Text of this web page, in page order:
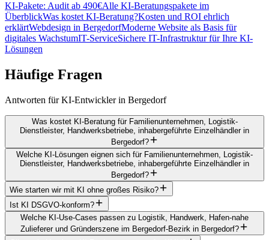
KI-Pakete: Audit ab 490€Alle KI-Beratungspakete im
ÜberblickWas kostet KI-Beratung?Kosten und ROI ehrlich
erklärtWebdesign in BergedorfModerne Website als Basis für
digitales WachstumIT-ServiceSichere IT-Infrastruktur für Ihre KI-
Lösungen
Häufige Fragen
Antworten für KI-Entwickler in Bergedorf
Was kostet KI-Beratung für Familienunternehmen, Logistik-
Dienstleister, Handwerksbetriebe, inhabergeführte Einzelhändler in
Bergedorf?
Welche KI-Lösungen eignen sich für Familienunternehmen, Logistik-
Dienstleister, Handwerksbetriebe, inhabergeführte Einzelhändler in
Bergedorf?
Wie starten wir mit KI ohne großes Risiko?
Ist KI DSGVO-konform?
Welche KI-Use-Cases passen zu Logistik, Handwerk, Hafen-nahe
Zulieferer und Gründerszene im Bergedorf-Bezirk in Bergedorf?